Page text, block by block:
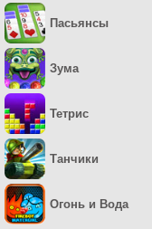
Пасьянсы
Зума
Тетрис
Танчики
Огонь и Вода